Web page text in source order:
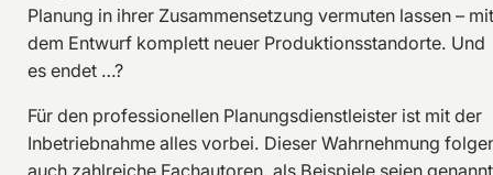
Planung in ihrer Zusammensetzung vermuten lassen – mit
dem Entwurf komplett neuer Produktionsstandorte. Und
es endet …?
Für den professionellen Planungsdienstleister ist mit der
Inbetriebnahme alles vorbei. Dieser Wahrnehmung
auch zahlreiche Fachautoren, als Beispiele seien